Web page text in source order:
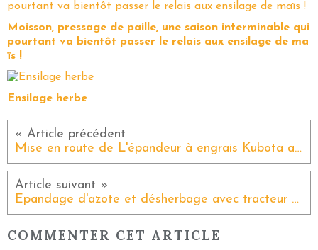
Moisson, pressage de paille, une saison interminable qui
pourtant va bientôt passer le relais aux ensilage de ma
ïs !
Ensilage herbe
Mise en route de L'épandeur à engrais Kubota avec pesée, guidage gps et coupure de rangs sur 22 tronçons. Épandage de 18 à 54 m
Épandage d'azote et désherbage avec tracteur équipé de chenilles pour zones humides.
COMMENTER CET ARTICLE